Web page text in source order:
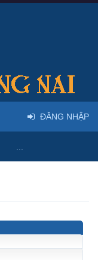
ĐĂNG NHẬP